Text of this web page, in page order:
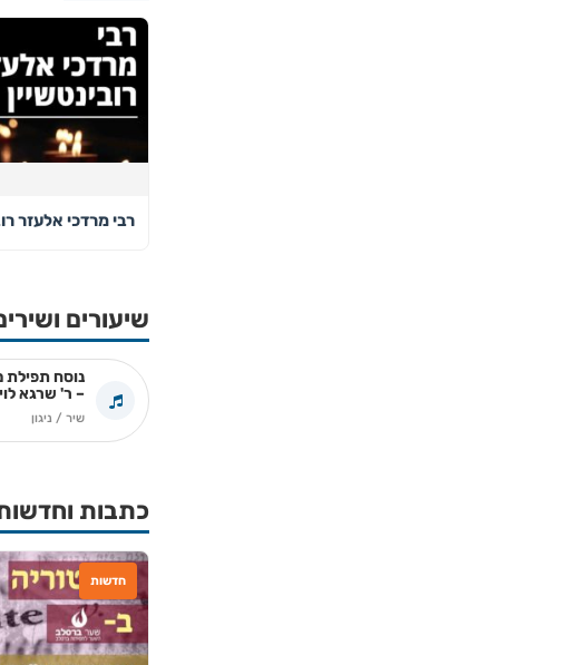
רבי מרדכי אלעזר
שיעורים
נוסח
– ר' שרגא לוי
שיר / ניגון
כתבות
חדשות